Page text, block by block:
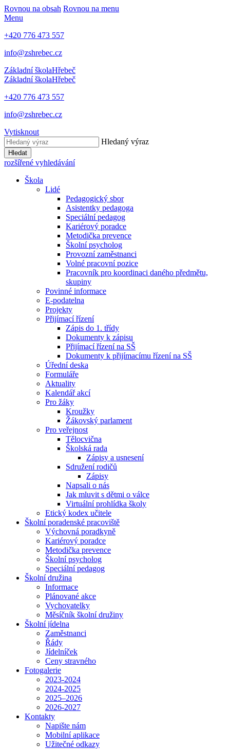
Rovnou na obsah Rovnou na menu
Menu
+420 776 473 557
info@zshrebec.cz
Základní školaHřebeč
Základní školaHřebeč
+420 776 473 557
info@zshrebec.cz
Vytisknout
Hledaný výraz
Hledat
rozšířené vyhledávání
Škola
Lidé
Pedagogický sbor
Asistentky pedagoga
Speciální pedagog
Kariérový poradce
Metodička prevence
Školní psycholog
Provozní zaměstnanci
Volné pracovní pozice
Pracovník pro koordinaci daného předmětu,
skupiny
Povinné informace
E-podatelna
Projekty
Přijímací řízení
Zápis do 1. třídy
Dokumenty k zápisu
Přijímací řízení na SŠ
Dokumenty k přijímacímu řízení na SŠ
Úřední deska
Formuláře
Aktuality
Kalendář akcí
Pro žáky
Kroužky
Žákovský parlament
Pro veřejnost
Tělocvična
Školská rada
Zápisy a usnesení
Sdružení rodičů
Zápisy
Napsali o nás
Jak mluvit s dětmi o válce
Virtuální prohlídka školy
Etický kodex učitele
Školní poradenské pracoviště
Výchovná poradkyně
Kariérový poradce
Metodička prevence
Školní psycholog
Speciální pedagog
Školní družina
Informace
Plánované akce
Vychovatelky
Měsíčník školní družiny
Školní jídelna
Zaměstnanci
Řády
Jídelníček
Ceny stravného
Fotogalerie
2023-2024
2024-2025
2025–2026
2026-2027
Kontakty
Napište nám
Mobilní aplikace
Užitečné odkazy